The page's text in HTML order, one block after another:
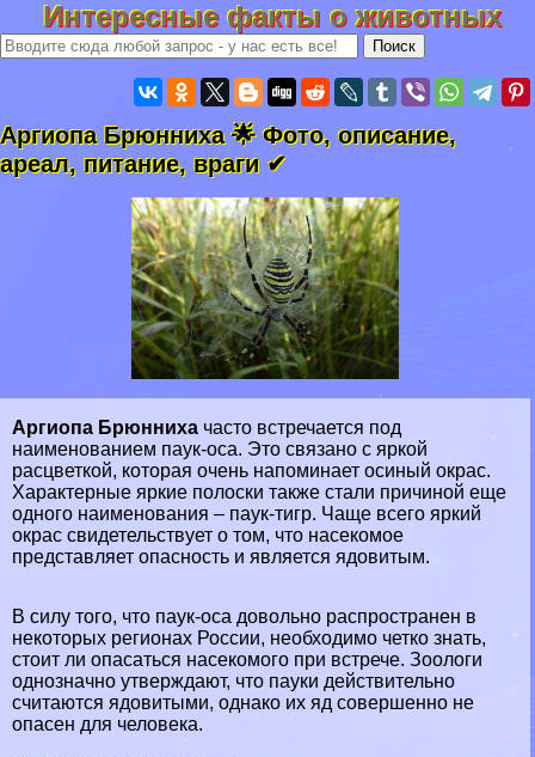
Интересные факты о животных
Аргиопа Брюнниха 🌟 Фото, описание,
ареал, питание, враги ✔
Аргиопа Брюнниха часто встречается под
наименованием паук-оса. Это связано с яркой
расцветкой, которая очень напоминает осиный окрас.
Хаpaктерные яркие полоски также стали причиной еще
одного наименования – паук-тигр. Чаще всего яркий
окрас свидетельствует о том, что насекомое
представляет опасность и является ядовитым.
В силу того, что паук-оса довольно распространен в
некоторых регионах России, необходимо четко знать,
стоит ли опасаться насекомого при встрече. Зоологи
однозначно утверждают, что пауки действительно
считаются ядовитыми, однако их яд совершенно не
опасен для человека.